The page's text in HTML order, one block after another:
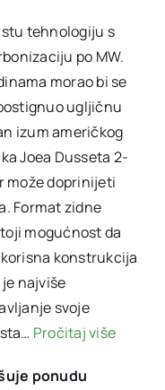
tehnologiju s
po MW.
morao bi se
ugljičnu
izum američkog
Joea Dusseta 2-
može doprinijeti
Format zidne
mogućnost da
konstrukcija
najviše
svoje
Pročitaj više
ponudu